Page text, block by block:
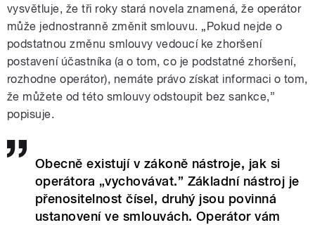
vysvětluje, že tři roky stará novela znamená, že operátor
může jednostranně změnit smlouvu. „Pokud nejde o
podstatnou změnu smlouvy vedoucí ke zhoršení
postavení účastníka (a o tom, co je podstatné zhoršení,
rozhodne operátor), nemáte právo získat informaci o tom,
že můžete od této smlouvy odstoupit bez sankce,”
popisuje.
Obecně existují v zákoně nástroje, jak si
operátora „vychovávat.” Základní nástroj je
přenositelnost čísel, druhý jsou povinná
ustanovení ve smlouvách. Operátor vám